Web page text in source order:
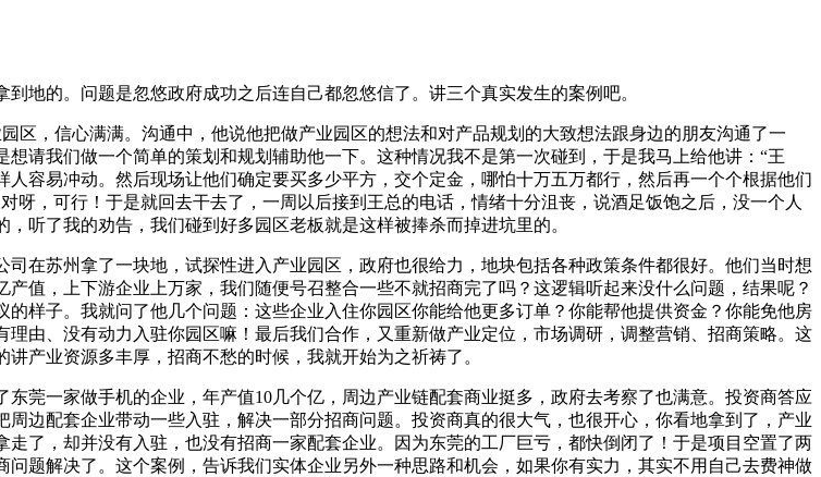
地的。问题是忽悠政府成功之后连自己都忽悠信了。讲三个真实发生的案例吧。
区，信心满满。沟通中，他说他把做产业园区的想法和对产品规划的大致想法跟身边的朋友沟通了一
请我们做一个简单的策划和规划辅助他一下。这种情况我不是第一次碰到，于是我马上给他讲：“王
容易冲动。然后现场让他们确定要买多少平方，交个定金，哪怕十万五万都行，然后再一个个根据他们
，可行！于是就回去干去了，一周以后接到王总的电话，情绪十分沮丧，说酒足饭饱之后，没一个人
听了我的劝告，我们碰到好多园区老板就是这样被捧杀而掉进坑里的。
在苏州拿了一块地，试探性进入产业园区，政府也很给力，地块包括各种政策条件都很好。他们当时想
值，上下游企业上万家，我们随便号召整合一些不就招商完了吗？这逻辑听起来没什么问题，结果呢？
样子。我就问了他几个问题：这些企业入住你园区你能给他更多订单？你能帮他提供资金？你能免他房
由、没有动力入驻你园区嘛！最后我们合作，又重新做产业定位，市场调研，调整营销、招商策略。这
产业资源多丰厚，招商不愁的时候，我就开始为之祈祷了。
莞一家做手机的企业，年产值10几个亿，周边产业链配套商业挺多，政府去考察了也满意。投资商答应
边配套企业带动一些入驻，解决一部分招商问题。投资商真的很大气，也很开心，你看地拿到了，产业
了，却并没有入驻，也没有招商一家配套企业。因为东莞的工厂巨亏，都快倒闭了！于是项目空置了两
题解决了。这个案例，告诉我们实体企业另外一种思路和机会，如果你有实力，其实不用自己去费神做